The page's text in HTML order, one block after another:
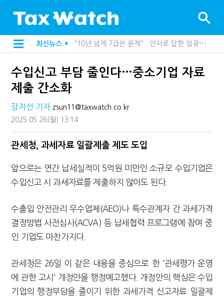
최신뉴스 ▶
[2026 세제개편]"상속 닥치면 늦다"…가업승계 성패, 시간에 달렸다
[2026 세제개편]종부세는 집값, 가업상속은 기술…납세자가 꼭 볼 5가지
내 지분만 봤다간 낭패…주식 양도세 추징 부른 '3가지 실수'
"세무플랫폼 문제 해결될 것"…세무사회 진단, 왜
배달라이더 원천징수 세금 인하…환급 플랫폼 수익성 악화될까
반도체·AI로봇 국내 생산땐 세금 깎아준다
"오래 보유보다 오래 살아야"…1주택 세금 '실거주' 중심으로
호우 특별재난지역, 세금 납부기한 2년 연장
수입신고 부담 줄인다…중소기업 자료
제출 간소화
강지선 기자 zsun11@taxwatch.co.kr
2025.05.26(월) 13:14
관세청, 과세자료 일괄제출 제도 도입
앞으로는 연간 납세실적이 5억원 미만인 소규모 수입기업은
수입신고 시 과세자료를 제출하지 않아도 된다.
수출입 안전관리 우수업체(AEO)나 특수관계자 간 과세가격
결정방법 사전심사(ACVA) 등 납세협력 프로그램에 참여 중
인 기업도 마찬가지다.
관세청은 26일 이 같은 내용을 중심으로 한 '관세평가 운영
에 관한 고시' 개정안을 행정예고했다. 개정안의 핵심은 수입
기업의 행정부담을 줄이기 위한 과세가격 신고자료 일괄제